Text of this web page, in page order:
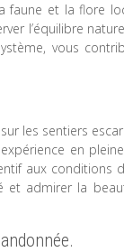
faune et la flore
l’équilibre
vous
les sentiers
en
aux conditions
admirer la